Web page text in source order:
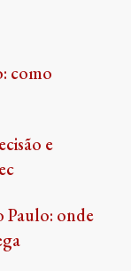
como
e
Paulo: onde